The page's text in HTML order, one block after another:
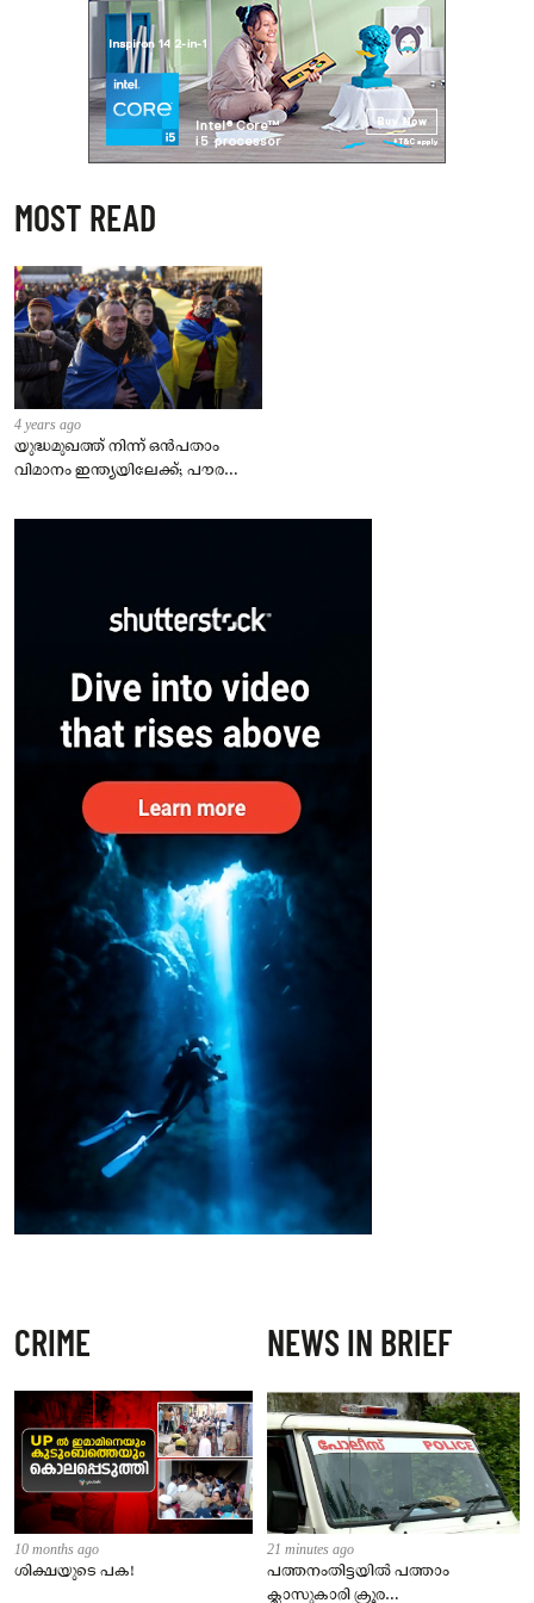
MOST READ
4 years ago
യുദ്ധമുഖത്ത് നിന്ന് ഒൻപതാം
വിമാനം ഇന്ത്യയിലേക്ക്; പൗരന്മാർ
– കേന്ദ്രം
CRIME
10 months ago
ശിക്ഷയുടെ പക!
NEWS IN BRIEF
21 minutes ago
പത്തനംതിട്ടയിൽ പത്താം
ക്ലാസുകാരി ക്രൂര